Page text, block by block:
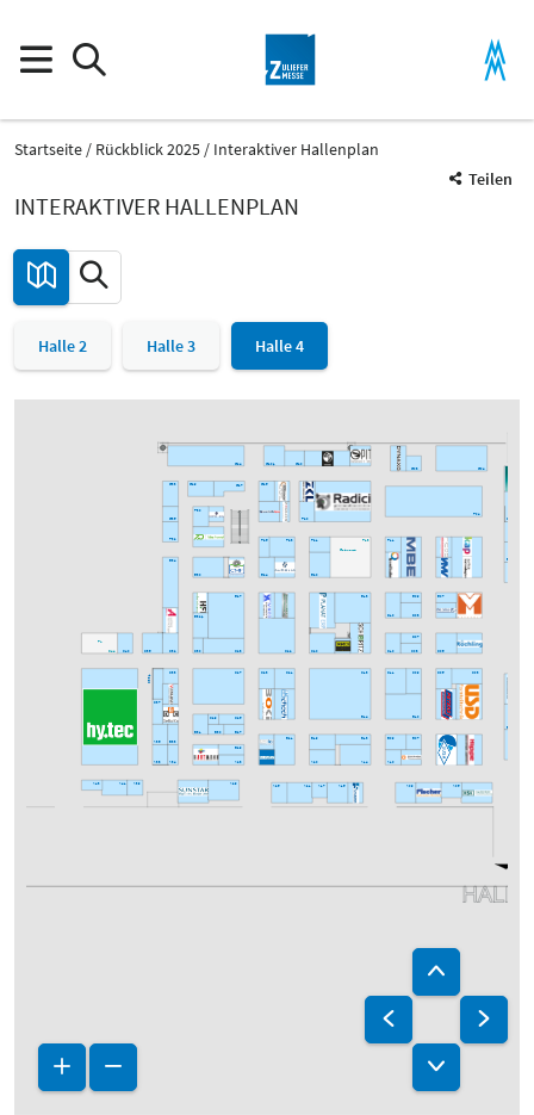
Startseite Rückblick 2025
Interaktiver Hallenplan
Teilen
INTERAKTIVER HALLENPLAN
Halle 2 Halle 3 Halle 4
A09
C10
G08
C40
G27
E04
F23
G01
F32
C22
E32/1
C33 C09
A41
A21
G20
C37
A38
C36
A39
B14
C13
C30
C33/1
B13
A20
B21
D10
C20
A17
D08
B31 B27
A36
F30
B30
A43
C21
A25
C32
F13
Gastronomie
E09
C28
C25
G25
E34
B19
F20
A14
C44
PL
E30
E27
C29
E13
A28
B10
A15
G24
C06
C03
C08
B29
A05
E24
A10
E20
F21
F25 F11
C23 C05
B09
A29
G20/1
G33 G29
G04
C11
C27
A34
B02
B33
G35